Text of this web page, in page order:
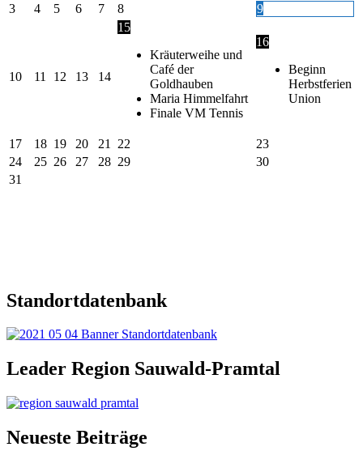
3
4 5 6 7 8 9
10 11 12 13 14
15
Kräuterweihe und
Café der
Goldhauben
Maria Himmelfahrt
Finale VM Tennis
16
Beginn
Herbstferien
Union
17 18 19 20 21 22
23
24
25 26 27 28 29
30
31
Standortdatenbank
Leader Region Sauwald-Pramtal
Neueste Beiträge